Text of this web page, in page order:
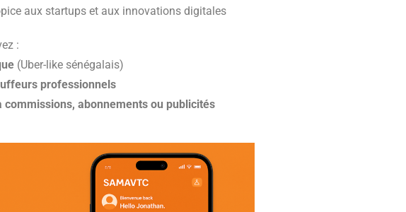
aux startups et aux innovations digitales
:
(Uber-like sénégalais)
professionnels
commissions, abonnements ou publicités